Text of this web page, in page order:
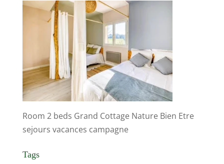
Room 2 beds Grand Cottage Nature Bien Etre
sejours vacances campagne
Tags